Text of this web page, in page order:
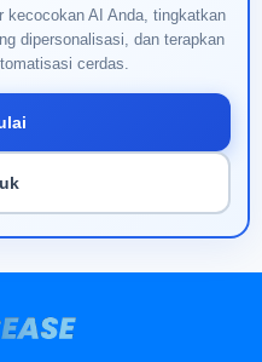
kecocokan AI Anda, tingkatkan
dipersonalisasi, dan terapkan
cerdas.